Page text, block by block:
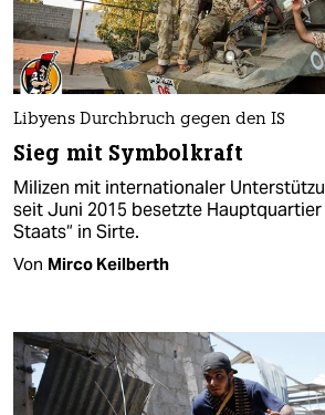
Libyens Durchbruch gegen den IS
Sieg mit Symbolkraft
Milizen mit internationaler
seit Juni 2015 besetzte Hauptquartier
Staats“ in Sirte.
Von Mirco Keilberth